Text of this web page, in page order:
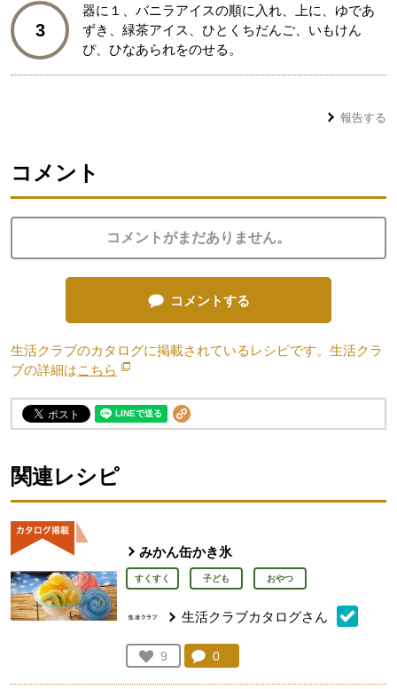
3
器に１、バニラアイスの順に入れ、上に、ゆであ
ずき、緑茶アイス、ひとくちだんご、いもけん
ぴ、ひなあられをのせる。
報告する
コメント
コメントがまだありません。
コメントする
生活クラブのカタログに掲載されているレシピです。生活クラ
ブの詳細はこちら 別のウィンドウで開きます。
関連レシピ
みかん缶かき氷
すくすく 子ども おやつ
生活クラブカタログさん
お気に入り登録：
9
人が登録
コメント：
0